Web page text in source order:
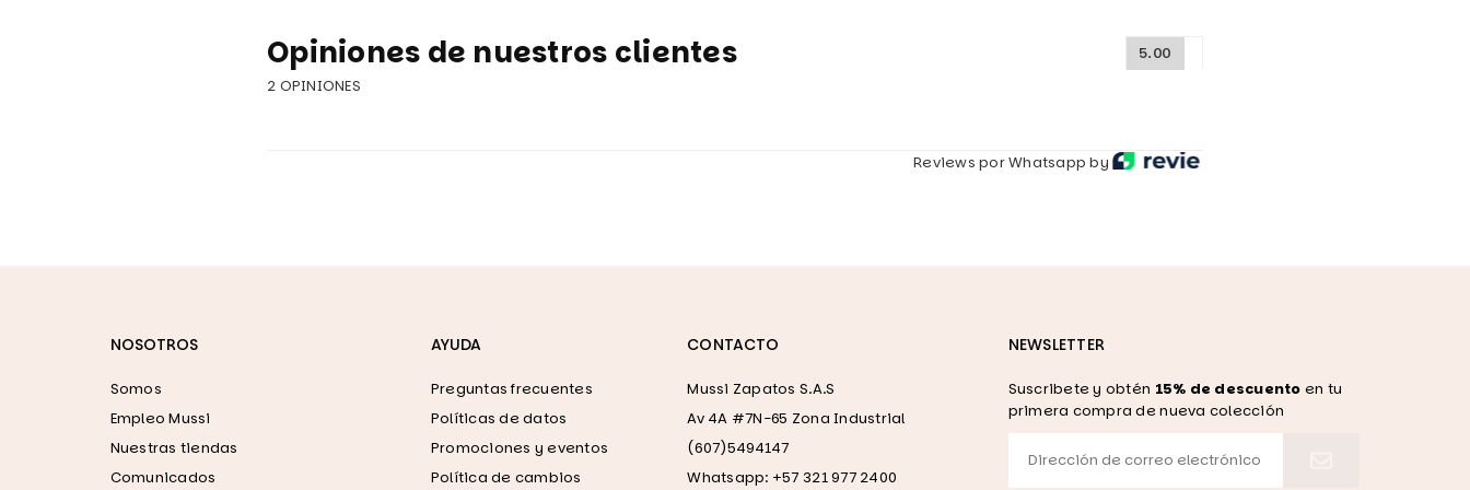
Opiniones de nuestros clientes
2 OPINIONES
5.00
Reviews por Whatsapp by
NOSOTROS
Somos
Empleo Mussi
Nuestras tiendas
Comunicados
AYUDA
Preguntas frecuentes
Políticas de datos
Promociones y eventos
Política de cambios
CONTACTO
Mussi Zapatos S.A.S
Av 4A #7N-65 Zona Industrial
(607)5494147
Whatsapp: +57 321 977 2400
NEWSLETTER
Suscribete y obtén 15% de descuento en tu
primera compra de nueva colección